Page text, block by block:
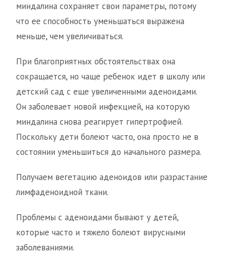
миндалина сохраняет свои параметры, потому
что ее способность уменьшаться выражена
меньше, чем увеличиваться.
При благоприятных обстоятельствах она
сокращается, но чаще ребенок идет в школу или
детский сад с еще увеличенными аденоидами.
Он заболевает новой инфекцией, на которую
миндалина снова реагирует гипертрофией.
Поскольку дети болеют часто, она просто не в
состоянии уменьшиться до начального размера.
Получаем вегетацию аденоидов или разрастание
лимфаденоидной ткани.
Проблемы с аденоидами бывают у детей,
которые часто и тяжело болеют вирусными
заболеваниями.